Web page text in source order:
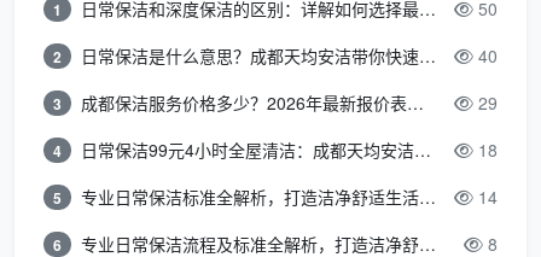
负责柜门表面胶印去除
负责所有室内门扇正反面、门套、门锁、合页细节清
这个岗位负责全屋劳动强度最大、最需要铲刀技能
1 日常保洁和深度保洁的区别：详解如何选择最适合的清洁服务 50
2 日常保洁是什么意思？成都天均安洁带你快速区分“日常vs深度vs开荒” 40
3 成都保洁服务价格多少？2026年最新报价表来了，这一篇看透所有费用 29
4 日常保洁99元4小时全屋清洁：成都天均安洁保洁超值服务全解析 18
5 专业日常保洁标准全解析，打造洁净舒适生活空间 14
6 专业日常保洁流程及标准全解析，打造洁净舒适环境 8